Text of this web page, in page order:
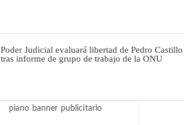
Poder Judicial evaluará libertad de Pedro Castillo
tras informe de grupo de trabajo de la ONU